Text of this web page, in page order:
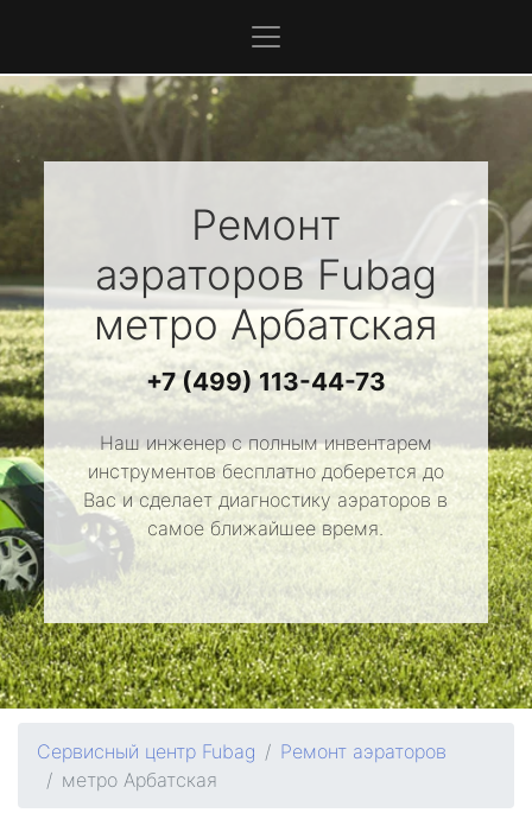
Ремонт
аэраторов Fubag
метро Арбатская
+7 (499) 113-44-73
Наш инженер с полным инвентарем
инструментов бесплатно доберется до
Вас и сделает диагностику аэраторов в
самое ближайшее время.
Сервисный центр Fubag
Ремонт аэраторов
метро Арбатская